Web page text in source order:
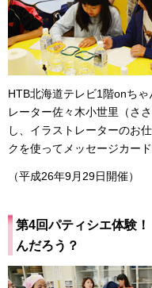
HTB北海道テレビ1階onち
レーター佐々木小世里（さ
し、イラストレーターのお
クを使ってメッセージカード
（平成26年9月29日開催）
第4回パティシエ体験
んだろう？